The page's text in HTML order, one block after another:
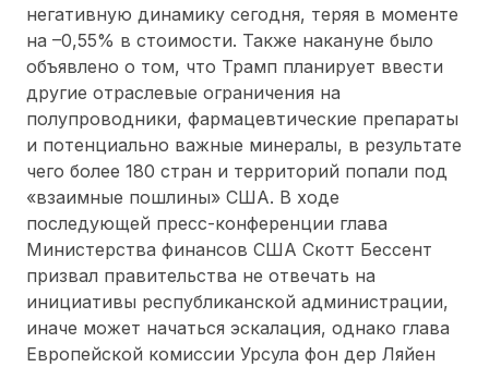
негативную динамику сегодня, теряя в моменте
на –0,55% в стоимости. Также накануне было
объявлено о том, что Трамп планирует ввести
другие отраслевые ограничения на
полупроводники, фармацевтические препараты
и потенциально важные минералы, в результате
чего более 180 стран и территорий попали под
«взаимные пошлины» США. В ходе
последующей пресс-конференции глава
Министерства финансов США Скотт Бессент
призвал правительства не отвечать на
инициативы республиканской администрации,
иначе может начаться эскалация, однако глава
Европейской комиссии Урсула фон дер Ляйен